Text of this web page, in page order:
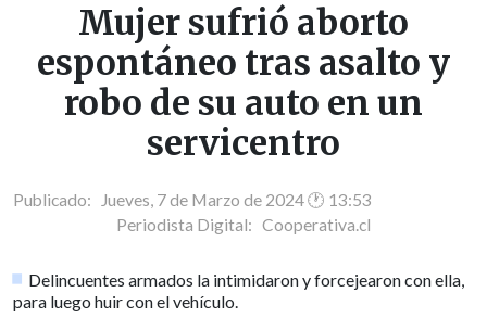
Mujer sufrió aborto
espontáneo tras asalto y
robo de su auto en un
servicentro
Publicado: Jueves, 7 de Marzo de 2024 🕐 13:53
Periodista Digital: Cooperativa.cl
Delincuentes armados la intimidaron y forcejearon con ella,
para luego huir con el vehículo.